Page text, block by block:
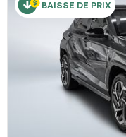
BAISSE DE PRIX